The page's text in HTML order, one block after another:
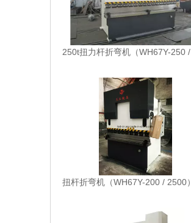
扭杆折弯机（WH67Y-200 / 2500）